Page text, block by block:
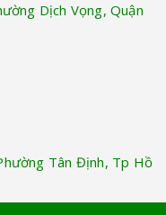
Dịch Vọng, Quận
Tân Định, Tp Hồ